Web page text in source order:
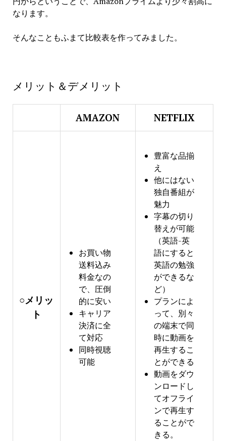
なります。
そんなこともふまて比較表を作ってみました。
メリット＆デメリット
AMAZON NETFLIX
○メリッ
ト
お買い物
送料込み
料金なの
で、圧倒
的に安い
キャリア
決済に全
て対応
同時視聴
可能
豊富な品揃
え
他にはない
独自番組が
魅力
字幕の切り
替えが可能
（英語-英
語にすると
英語の勉強
ができるな
ど）
プランによ
って、別々
の端末で同
時に動画を
再生するこ
とができる
動画をダウ
ンロードし
てオフライ
ンで再生す
ることがで
きる。